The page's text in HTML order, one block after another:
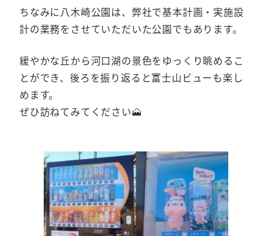
ちなみに八木崎公園は、弊社で基本計画・実施設
計の業務をさせていただいた公園でもあります。
緩やかな丘から河口湖の景色をゆっくり眺めるこ
とができ、後ろを振り返ると富士山ビューも楽し
めます。
ぜひ訪ねてみてください🗻